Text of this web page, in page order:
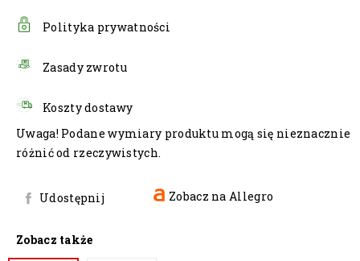
Polityka prywatności
Zasady zwrotu
Koszty dostawy
Uwaga! Podane wymiary produktu mogą się nieznacznie
różnić od rzeczywistych.
Zobacz na Allegro
Zobacz także
Udostępnij